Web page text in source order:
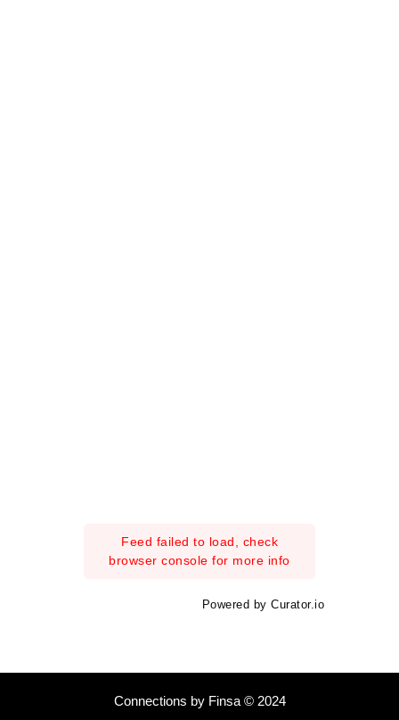
Feed failed to load, check
browser console for more info
Powered by Curator.io
Connections by Finsa © 2024